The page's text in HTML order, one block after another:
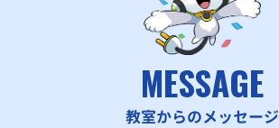
MESSAGE
教室からのメッセージ